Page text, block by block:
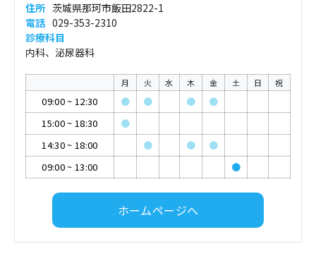
住所 茨城県那珂市飯田2822-1
電話 029-353-2310
診療科目
内科、泌尿器科
月 火 水 木 金 土 日 祝
09:00~ 12:30 ● ● ●
●
15:00~ 18:30
●
14:30~ 18:00 ● ●
●
09:00~ 13:00 ●
ホームページへ